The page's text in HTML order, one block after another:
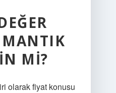
MANTIK
MI?
olarak fiyat konusu